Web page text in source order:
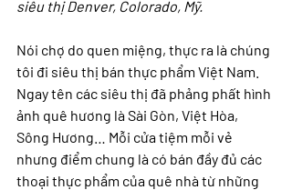
siêu thị Denver, Colorado, Mỹ.
Nói chợ do quen miệng, thực ra là chúng
tôi đi siêu thị bán thực phẩm Việt Nam.
Ngay tên các siêu thị đã phảng phất hình
ảnh quê hương là Sài Gòn, Việt Hòa,
Sông Hương… Mỗi cửa tiệm mỗi vẻ
nhưng điểm chung là có bán đầy đủ các
thoại thực phẩm của quê nhà từ những